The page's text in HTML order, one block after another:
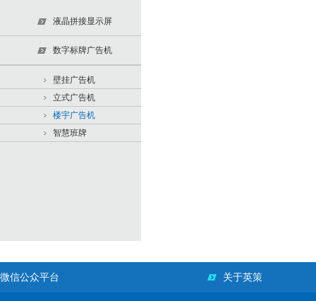
液晶拼接显示屏
数字标牌广告机
壁挂广告机
立式广告机
楼宇广告机
智慧班牌
微信公众平台 关于英策